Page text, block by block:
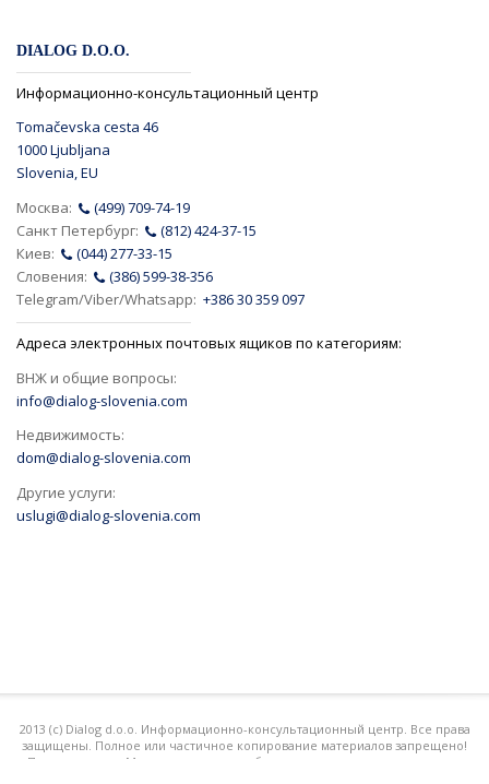
DIALOG D.O.O.
Информационно-консультационный центр
Tomačevska cesta 46
1000 Ljubljana
Slovenia, EU
Москва:
(499) 709-74-19
Санкт Петербург:
(812) 424-37-15
Киев:
(044) 277-33-15
Словения:
(386) 599-38-356
Telegram/Viber/Whatsapp: +386 30 359 097
Адреса электронных почтовых ящиков по категориям:
ВНЖ и общие вопросы:
info@dialog-slovenia.com
Недвижимость:
dom@dialog-slovenia.com
Другие услуги:
uslugi@dialog-slovenia.com
2013 (с) Dialog d.o.o. Информационно-консультационный центр. Все права
защищены. Полное или частичное копирование материалов запрещено!
При поддержке Международного клуба славянских соотечественников